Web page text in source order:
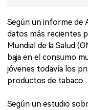
Según un informe de
datos más recientes
Mundial de la Salud
baja en el consumo
jóvenes todavía los
productos de tabaco.
Según un estudio